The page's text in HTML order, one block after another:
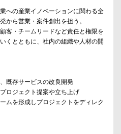
への産業イノベーションに関わる全
から営業・案件創出を担う。
客・チームリードなど責任と権限を
くとともに、社内の組織や人材の開
既存サービスの改良開発
ロジェクト提案や立ち上げ
ムを形成しプロジェクトをディレク